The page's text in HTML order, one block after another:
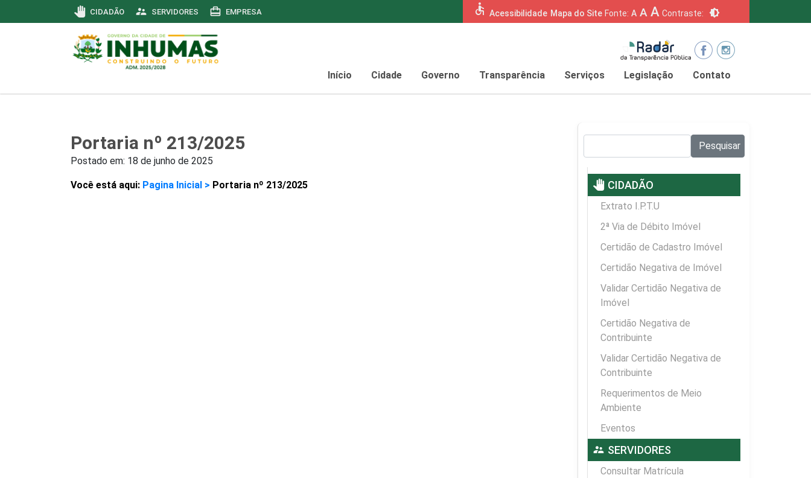
pan_tool CIDADÃO supervisor_account SERVIDORES card_travel EMPRESA accessible Acessibilidade Mapa do Site Fonte: A A A Contraste: brightness_6
Início Cidade Governo Transparência Serviços Legislação Contato
Portaria nº 213/2025
Postado em: 18 de junho de 2025
Você está aqui: Pagina Inicial > Portaria nº 213/2025
Pesquisar
pan_tool CIDADÃO
Extrato I.P.T.U
2ª Via de Débito Imóvel
Certidão de Cadastro Imóvel
Certidão Negativa de Imóvel
Validar Certidão Negativa de
Imóvel
Certidão Negativa de
Contribuinte
Validar Certidão Negativa de
Contribuinte
Requerimentos de Meio
Ambiente
Eventos
supervisor_account SERVIDORES
Consultar Matrícula